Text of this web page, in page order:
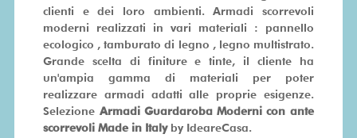
clienti e dei loro ambienti. Armadi scorrevoli
moderni realizzati in vari materiali : pannello
ecologico , tamburato di legno , legno multistrato.
Grande scelta di finiture e tinte, il cliente ha
un'ampia gamma di materiali per poter
realizzare armadi adatti alle proprie esigenze.
Selezione Armadi Guardaroba Moderni con ante
scorrevoli Made in Italyby IdeareCasa.